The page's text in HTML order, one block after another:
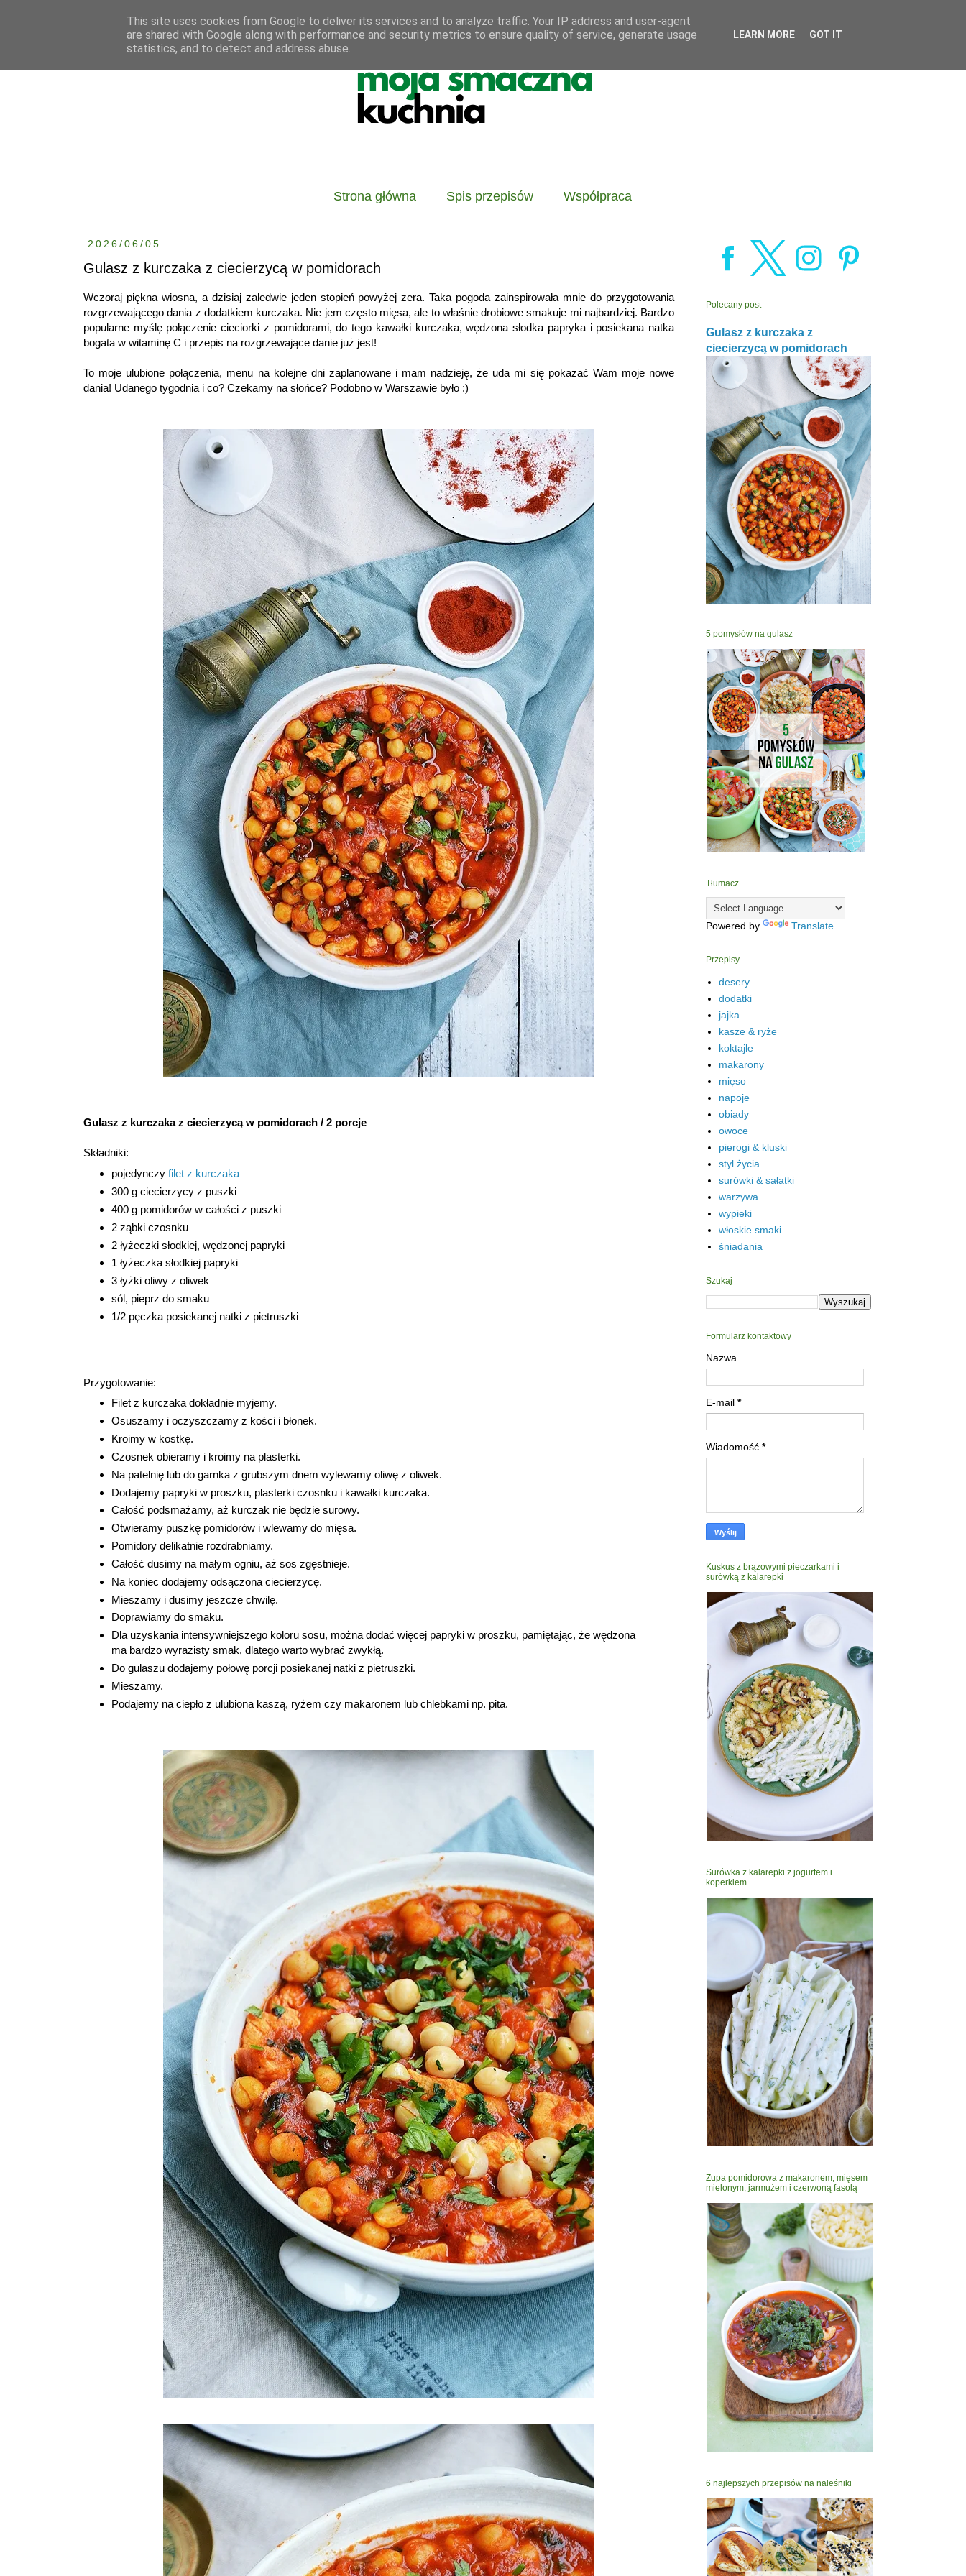
Strona główna Spis przepisów Współpraca
2026/06/05
Gulasz z kurczaka z ciecierzycą w pomidorach
Wczoraj piękna wiosna, a dzisiaj zaledwie jeden stopień powyżej zera. Taka pogoda zainspirowała mnie do przygotowania
rozgrzewającego dania z dodatkiem kurczaka. Nie jem często mięsa, ale to właśnie drobiowe smakuje mi najbardziej. Bardzo
popularne myślę połączenie cieciorki z pomidorami, do tego kawałki kurczaka, wędzona słodka papryka i posiekana natka
bogata w witaminę C i przepis na rozgrzewające danie już jest!
To moje ulubione połączenia, menu na kolejne dni zaplanowane i mam nadzieję, że uda mi się pokazać Wam moje nowe
dania! Udanego tygodnia i co? Czekamy na słońce? Podobno w Warszawie było :)
Gulasz z kurczaka z ciecierzycą w pomidorach / 2 porcje
Składniki:
pojedynczy filet z kurczaka
300 g ciecierzycy z puszki
400 g pomidorów w całości z puszki
2 ząbki czosnku
2 łyżeczki słodkiej, wędzonej papryki
1 łyżeczka słodkiej papryki
3 łyżki oliwy z oliwek
sól, pieprz do smaku
1/2 pęczka posiekanej natki z pietruszki
Przygotowanie:
Filet z kurczaka dokładnie myjemy.
Osuszamy i oczyszczamy z kości i błonek.
Kroimy w kostkę.
Czosnek obieramy i kroimy na plasterki.
Na patelnię lub do garnka z grubszym dnem wylewamy oliwę z oliwek.
Dodajemy papryki w proszku, plasterki czosnku i kawałki kurczaka.
Całość podsmażamy, aż kurczak nie będzie surowy.
Otwieramy puszkę pomidorów i wlewamy do mięsa.
Pomidory delikatnie rozdrabniamy.
Całość dusimy na małym ogniu, aż sos zgęstnieje.
Na koniec dodajemy odsączona ciecierzycę.
Mieszamy i dusimy jeszcze chwilę.
Doprawiamy do smaku.
Dla uzyskania intensywniejszego koloru sosu, można dodać więcej papryki w proszku, pamiętając, że wędzona
ma bardzo wyrazisty smak, dlatego warto wybrać zwykłą.
Do gulaszu dodajemy połowę porcji posiekanej natki z pietruszki.
Mieszamy.
Podajemy na ciepło z ulubiona kaszą, ryżem czy makaronem lub chlebkami np. pita.
Polecany post
Gulasz z kurczaka z
ciecierzycą w pomidorach
5 pomysłów na gulasz
Tłumacz
Powered by Translate
Przepisy
desery
dodatki
jajka
kasze & ryże
koktajle
makarony
mięso
napoje
obiady
owoce
pierogi & kluski
styl życia
surówki & sałatki
warzywa
wypieki
włoskie smaki
śniadania
Szukaj
Formularz kontaktowy
Nazwa
E-mail *
Wiadomość *
Kuskus z brązowymi pieczarkami i
surówką z kalarepki
Surówka z kalarepki z jogurtem i
koperkiem
Zupa pomidorowa z makaronem, mięsem
mielonym, jarmużem i czerwoną fasolą
6 najlepszych przepisów na naleśniki
This site uses cookies from Google to deliver its services and to analyze traffic. Your IP address and user-agent
are shared with Google along with performance and security metrics to ensure quality of service, generate usage
statistics, and to detect and address abuse.
LEARN MORE GOT IT